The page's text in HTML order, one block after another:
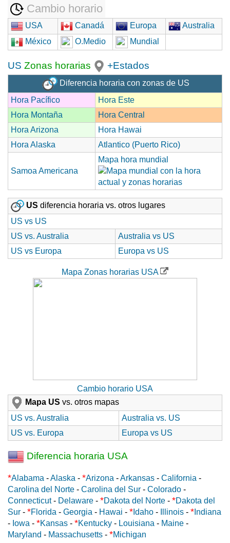
Cambio horario
USA Canadá Europa
Australia
México
O.Medio Mundial
US Zonas horarias +Estados
Diferencia horaria con zonas de US
Hora Pacífico
Hora Este
Hora Montaña
Hora Central
Hora Arizona
Hora Hawai
Hora Alaska
Atlantico (Puerto Rico)
Samoa Americana
Mapa hora mundial
US diferencia horaria vs. otros lugares
US vs US
US vs. Australia
Australia vs US
US vs Europa
Europa vs US
Mapa Zonas horarias USA
Cambio horario USA
Mapa US vs. otros mapas
US vs. Australia
Australia vs. US
US vs. Europa
Europa vs US
Diferencia horaria USA
*Alabama -Alaska - *Arizona -Arkansas - California -
Carolina del Norte - Carolina del Sur - Colorado -
Connecticut- Delaware - *Dakota del Norte - *Dakota del
Sur - *Florida - Georgia - Hawai - * Idaho - Illinois - * Indiana
- Iowa - *Kansas - *Kentucky - Louisiana - Maine -
Maryland - Massachusetts - *Michigan